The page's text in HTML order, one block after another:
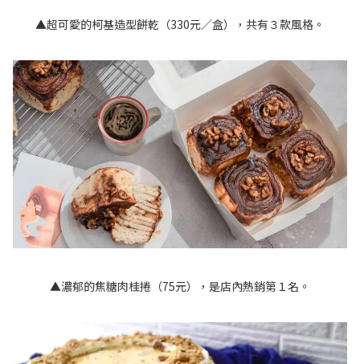
▲超可愛的柯基造型餅乾（330元／盒），共有３款風格。
▲濃郁的焦糖肉桂捲（75元），是店內熱銷第１名。